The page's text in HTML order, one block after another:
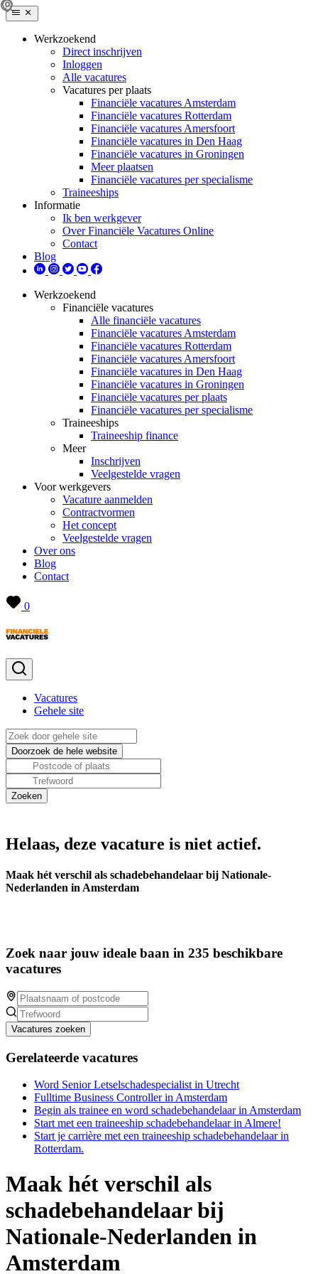
Werkzoekend
Direct inschrijven
Inloggen
Alle vacatures
Vacatures per plaats
Financiële vacatures Amsterdam
Financiële vacatures Rotterdam
Financiële vacatures Amersfoort
Financiële vacatures in Den Haag
Financiële vacatures in Groningen
Meer plaatsen
Financiële vacatures per specialisme
Traineeships
Informatie
Ik ben werkgever
Over Financiële Vacatures Online
Contact
Blog
Werkzoekend
Financiële vacatures
Alle financiële vacatures
Financiële vacatures Amsterdam
Financiële vacatures Rotterdam
Financiële vacatures Amersfoort
Financiële vacatures in Den Haag
Financiële vacatures in Groningen
Financiële vacatures per plaats
Financiële vacatures per specialisme
Traineeships
Traineeship finance
Meer
Inschrijven
Veelgestelde vragen
Voor werkgevers
Vacature aanmelden
Contractvormen
Het concept
Veelgestelde vragen
Over ons
Blog
Contact
0
Vacatures
Gehele site
Helaas, deze vacature is niet actief.
Maak hét verschil als schadebehandelaar bij Nationale-
Nederlanden in Amsterdam
Zoek naar jouw ideale baan in 235 beschikbare
vacatures
Vacatures zoeken
Gerelateerde vacatures
Word Senior Letselschadespecialist in Utrecht
Fulltime Business Controller in Amsterdam
Begin als trainee en word schadebehandelaar in Amsterdam
Start met een traineeship schadebehandelaar in Almere!
Start je carrière met een traineeship schadebehandelaar in
Rotterdam.
Maak hét verschil als
schadebehandelaar bij
Nationale-Nederlanden in
Amsterdam